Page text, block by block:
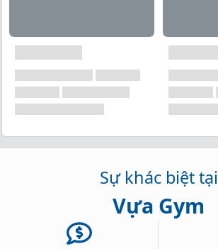
Sự khác biệt tại
Vựa Gym